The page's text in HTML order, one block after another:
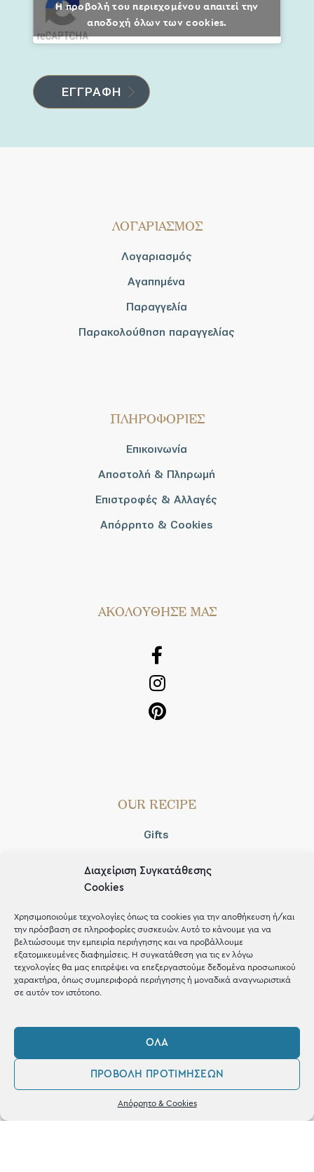
Διαχείριση Συγκατάθεσης
Cookies
Χρησιμοποιούμε τεχνολογίες όπως τα cookies για την αποθήκευση ή/και
την πρόσβαση σε πληροφορίες συσκευών. Αυτό το κάνουμε για να
βελτιώσουμε την εμπειρία περιήγησης και να προβάλλουμε
εξατομικευμένες διαφημίσεις. Η συγκατάθεση για τις εν λόγω
τεχνολογίες θα μας επιτρέψει να επεξεργαστούμε δεδομένα προσωπικού
χαρακτήρα, όπως συμπεριφορά περιήγησης ή μοναδικά αναγνωριστικά
σε αυτόν τον ιστότοπο.
ΌΛΑ
ΠΡΟΒΟΛΉ ΠΡΟΤΙΜΉΣΕΩΝ
Απόρρητο & Cookies
Η προβολή του περιεχομένου απαιτεί την
αποδοχή όλων των cookies.
ΛΟΓΑΡΙΑΣΜΟΣ
Λογαριασμός
Αγαπημένα
Παραγγελία
Παρακολούθηση παραγγελίας
ΠΛΗΡΟΦΟΡΙΕΣ
Επικοινωνία
Αποστολή & Πληρωμή
Επιστροφές & Αλλαγές
Απόρρητο & Cookies
AΚΟΛΟΥΘΗΣΕ ΜΑΣ
OUR RECIPE
Gifts
Shop the look
Σταθά 17, 38221 Βόλος
Δευ / Τετ / Σαβ: 09:00 - 15:00
Τριτ / Πεμ / Παρ: 09:00 - 21:00
Φίλτρα
0